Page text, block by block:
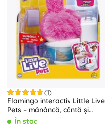
(1)
Flamingo interactiv Little Live
Pets – mănâncă, cântă și
merge la toaletă
În stoc